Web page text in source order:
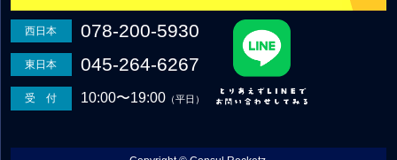
西日本 078-200-5930
東日本 045-264-6267
受 付 10:00〜19:00（平日）